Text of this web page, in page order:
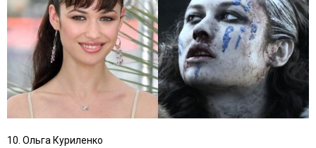
10. Ольга Куриленко